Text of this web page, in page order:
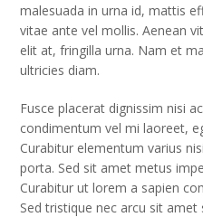
malesuada in urna id, mattis
vitae ante vel mollis. Aenean
elit at, fringilla urna. Nam et
ultricies diam.
Fusce placerat dignissim nisi
condimentum vel mi laoreet,
Curabitur elementum varius
porta. Sed sit amet metus
Curabitur ut lorem a sapien
Sed tristique nec arcu sit